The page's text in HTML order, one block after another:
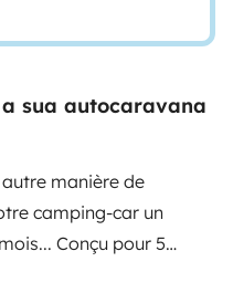
sua autocaravana
manière de
camping-car un
Conçu pour 5
d'autonomie et